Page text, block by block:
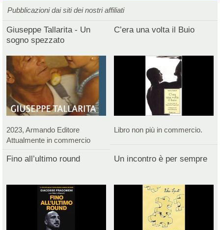
Pubblicazioni dai siti dei nostri affiliati
Giuseppe Tallarita - Un
sogno spezzato
2023, Armando Editore
Attualmente in commercio
C’era una volta il Buio
Libro non più in commercio.
Fino all’ultimo round Un incontro è per sempre